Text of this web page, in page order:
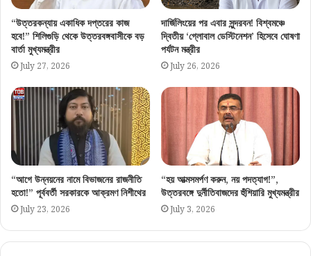
“উত্তরকন্যায় একাধিক দপ্তরের কাজ
হবে!” শিলিগুড়ি থেকে উত্তরবঙ্গবাসীকে বড়
বার্তা মুখ্যমন্ত্রীর
July 27, 2026
দার্জিলিংয়ের পর এবার সুন্দরবন! বিশ্বমঞ্চে
দ্বিতীয় ‘গ্লোবাল ডেস্টিনেশন’ হিসেবে ঘোষণা
পর্যটন মন্ত্রীর
July 26, 2026
“আগে উন্নয়নের নামে বিভাজনের রাজনীতি
হতো!” পূর্ববর্তী সরকারকে আক্রমণ নিশীথের
July 23, 2026
“হয় আত্মসমর্পণ করুন, নয় পদত্যাগ!”,
উত্তরবঙ্গে দুর্নীতিবাজদের হুঁশিয়ারি মুখ্যমন্ত্রীর
July 3, 2026